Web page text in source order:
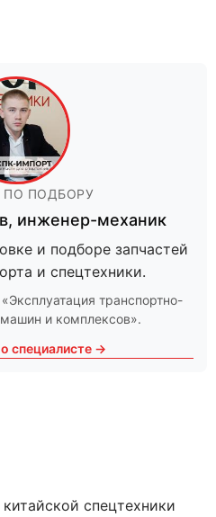
ПО ПОДБОРУ
, инженер-механик
и подборе запчастей
и спецтехники.
«Эксплуатация транспортно-
и комплексов».
специалисте →
спецтехники